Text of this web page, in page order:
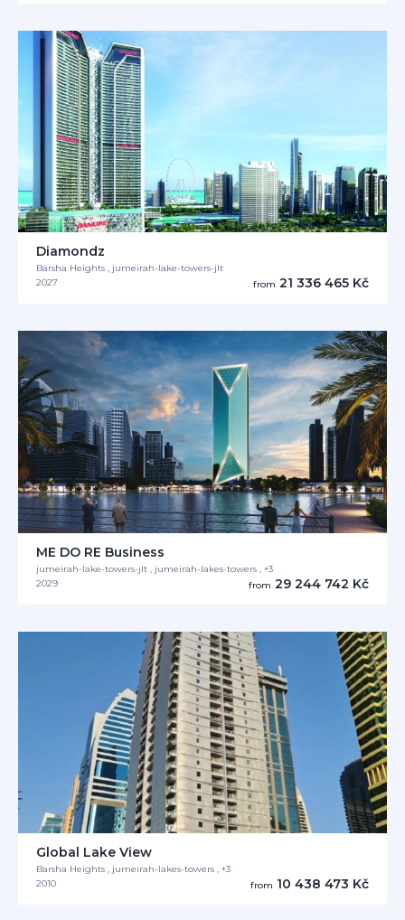
Diamondz
Barsha Heights , jumeirah-lake-towers-jlt
2027
from 21 336 465 Kč
ME DO RE Business
jumeirah-lake-towers-jlt , jumeirah-lakes-towers , +3
2029
from 29 244 742 Kč
Global Lake View
Barsha Heights , jumeirah-lakes-towers , +3
2010
from 10 438 473 Kč